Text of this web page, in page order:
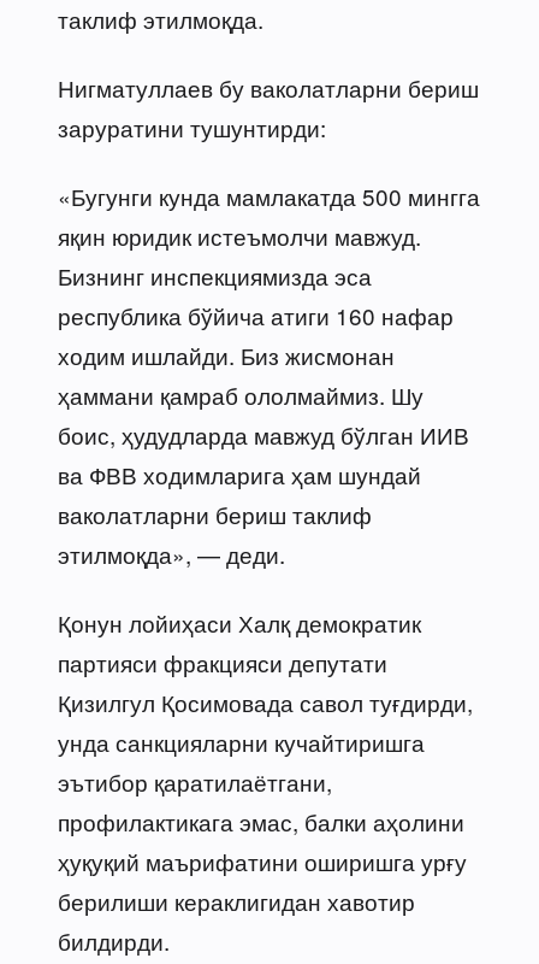
таклиф этилмоқда.
Нигматуллаев бу ваколатларни бериш
заруратини тушунтирди:
«Бугунги кунда мамлакатда 500 мингга
яқин юридик истеъмолчи мавжуд.
Бизнинг инспекциямизда эса
республика бўйича атиги 160 нафар
ходим ишлайди. Биз жисмонан
ҳаммани қамраб ололмаймиз. Шу
боис, ҳудудларда мавжуд бўлган ИИВ
ва ФВВ ходимларига ҳам шундай
ваколатларни бериш таклиф
этилмоқда», — деди.
Қонун лойиҳаси Халқ демократик
партияси фракцияси депутати
Қизилгул Қосимовада савол туғдирди,
унда санкцияларни кучайтиришга
эътибор қаратилаётгани,
профилактикага эмас, балки аҳолини
ҳуқуқий маърифатини оширишга урғу
берилиши кераклигидан хавотир
билдирди.